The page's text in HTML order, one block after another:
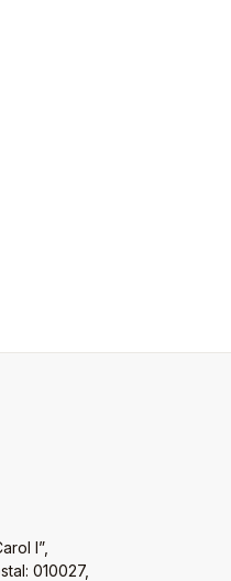
I”,
010027,